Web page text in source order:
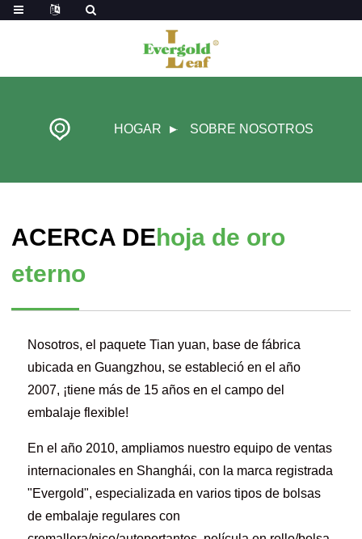
HOGAR SOBRE NOSOTROS
ACERCA DEhoja de oro
eterno
Nosotros, el paquete Tian yuan, base de fábrica
ubicada en Guangzhou, se estableció en el año
2007, ¡tiene más de 15 años en el campo del
embalaje flexible!
En el año 2010, ampliamos nuestro equipo de ventas
internacionales en Shanghái, con la marca registrada
"Evergold", especializada en varios tipos de bolsas
de embalaje regulares con